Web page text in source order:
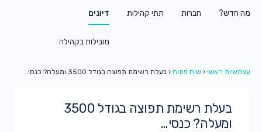
מה חדש? חברות תתי קהילות דיונים
מובילות בקהילה
עצמאיות ראשי ‹ שיח פתוח ‹ בעלת רשימת תפוצה בגודל 3500 ומעלה? כנסי…
בעלת רשימת תפוצה בגודל 3500
ומעלה? כנסי…